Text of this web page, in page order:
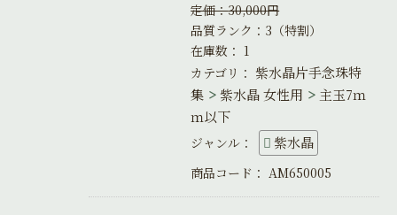
定価：30,000円
品質ランク：3（特割）
在庫数： 1
カテゴリ： 紫水晶片手念珠特
集
紫水晶 女性用
主玉7ｍ
ｍ以下
ジャンル： 紫水晶
商品コード： AM650005